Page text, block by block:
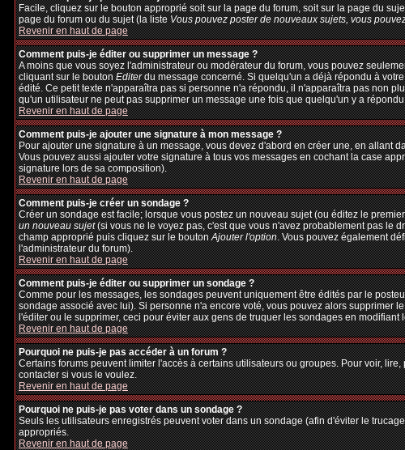
Facile, cliquez sur le bouton approprié soit sur la page du forum, soit sur la page du
page du forum ou du sujet (la listeVous pouvez poster de nouveaux sujets, vous
Revenir en haut de page
Comment puis-je éditer ou supprimer un message ?
A moins que vous soyez l'administrateur ou modérateur du forum, vous pouvez
cliquant sur le boutonEditerdu message concerné. Si quelqu'un a déjà répondu à
édité. Ce petit texte n'apparaîtra pas si personne n'a répondu, il n'apparaîtra pas non
qu'un utilisateur ne peut pas supprimer un message une fois que quelqu'un y a
Revenir en haut de page
Comment puis-je ajouter une signature à mon message ?
Pour ajouter une signature à un message, vous devez d'abord en créer une, en allant
Vous pouvez aussi ajouter votre signature à tous vos messages en cochant la case
signature lors de sa composition).
Revenir en haut de page
Comment puis-je créer un sondage ?
Créer un sondage est facile; lorsque vous postez un nouveau sujet (ou éditez le
un nouveau sujet(si vous ne le voyez pas, c'est que vous n'avez probablement pas le
champ approprié puis cliquez sur le boutonAjouter l'option. Vous pouvez également
l'administrateur du forum).
Revenir en haut de page
Comment puis-je éditer ou supprimer un sondage ?
Comme pour les messages, les sondages peuvent uniquement être édités par le
sondage associé avec lui). Si personne n'a encore voté, vous pouvez alors supprimer
l'éditer ou le supprimer, ceci pour éviter aux gens de truquer les sondages en
Revenir en haut de page
Pourquoi ne puis-je pas accéder à un forum ?
Certains forums peuvent limiter l'accès à certains utilisateurs ou groupes. Pour voir,
contacter si vous le voulez.
Revenir en haut de page
Pourquoi ne puis-je pas voter dans un sondage ?
Seuls les utilisateurs enregistrés peuvent voter dans un sondage (afin d'éviter le
appropriés.
Revenir en haut de page